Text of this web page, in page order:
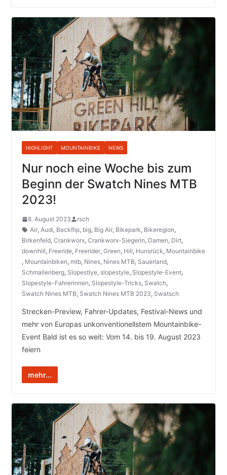
HIGHLIGHT MOUNTAINBIKE NEWS
Nur noch eine Woche bis zum
Beginn der Swatch Nines MTB
2023!
8. August 2023
rsch
Air, Audi, Backflip, big, Big Air, Bikepark, Bikeregion,
Birkenfeld, Crankworx, Crankworx-Siegerin, Damen, Dirt,
downhill, Freeride, Freerider, Green, Hill, Hunsrück, Mountainbike
, Mountainbiken, mtb, Nines, Nines MTB, Sauerland,
Schmallenberg, Slopestlye, slopestyle, Slopestyle-Event,
Slopestyle-Fahrerinnen, Slopestyle-Tricks, Swatch,
Swatch Nines MTB, Swatch Nines MTB 2023, Swatsch
Strecken-Preview, Fahrer-Updates, Festival-News und
mehr von Europas unkonventionellstem Mountainbike-
Event Bald ist es so weit: Vom 14. bis 19. August 2023
feiern
mehr...